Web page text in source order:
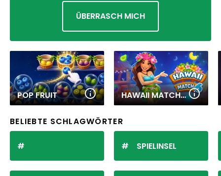
ÜBERRASCH MICH
POP FRUIT HAWAII MATCH 6
BELIEBTE SCHLAGWÖRTER
SPIELINSEL